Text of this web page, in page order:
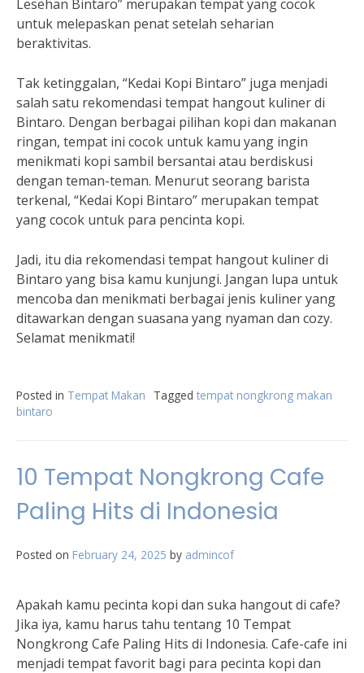
Lesehan Bintaro” merupakan tempat yang cocok
untuk melepaskan penat setelah seharian
beraktivitas.
Tak ketinggalan, “Kedai Kopi Bintaro” juga menjadi
salah satu rekomendasi tempat hangout kuliner di
Bintaro. Dengan berbagai pilihan kopi dan makanan
ringan, tempat ini cocok untuk kamu yang ingin
menikmati kopi sambil bersantai atau berdiskusi
dengan teman-teman. Menurut seorang barista
terkenal, “Kedai Kopi Bintaro” merupakan tempat
yang cocok untuk para pencinta kopi.
Jadi, itu dia rekomendasi tempat hangout kuliner di
Bintaro yang bisa kamu kunjungi. Jangan lupa untuk
mencoba dan menikmati berbagai jenis kuliner yang
ditawarkan dengan suasana yang nyaman dan cozy.
Selamat menikmati!
Posted in Tempat Makan Tagged tempat nongkrong makan
bintaro
10 Tempat Nongkrong Cafe
Paling Hits di Indonesia
Posted on February 24, 2025 by admincof
Apakah kamu pecinta kopi dan suka hangout di cafe?
Jika iya, kamu harus tahu tentang 10 Tempat
Nongkrong Cafe Paling Hits di Indonesia. Cafe-cafe ini
menjadi tempat favorit bagi para pecinta kopi dan